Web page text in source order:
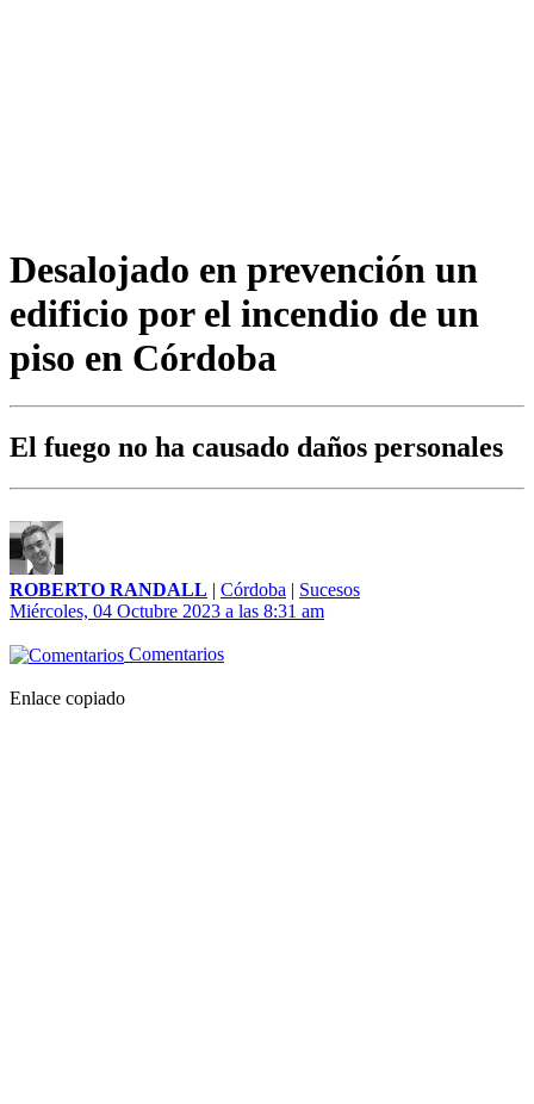
Desalojado en prevención un
edificio por el incendio de un
piso en Córdoba
El fuego no ha causado daños personales
ROBERTO RANDALL | Córdoba | Sucesos
Miércoles, 04 Octubre 2023 a las 8:31 am
Comentarios
Enlace copiado